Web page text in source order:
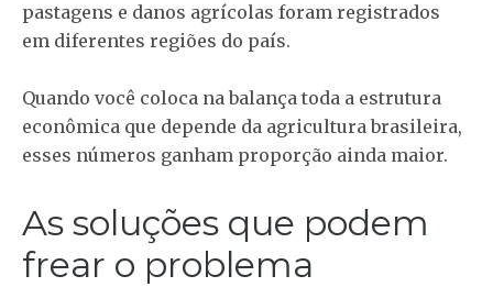
pastagens e danos agrícolas foram registrados
em diferentes regiões do país.
Quando você coloca na balança toda a estrutura
econômica que depende da agricultura brasileira,
esses números ganham proporção ainda maior.
As soluções que podem
frear o problema